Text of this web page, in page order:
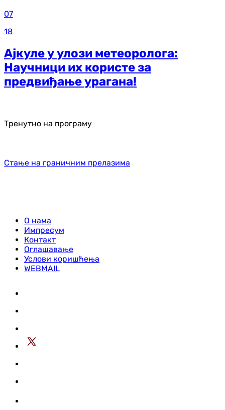
07
18
Ајкуле у улози метеоролога:
Научници их користе за
предвиђање урагана!
Тренутно на програму
Стање на граничним прелазима
О нама
Импресум
Контакт
Оглашавање
Услови коришћења
WEBMAIL